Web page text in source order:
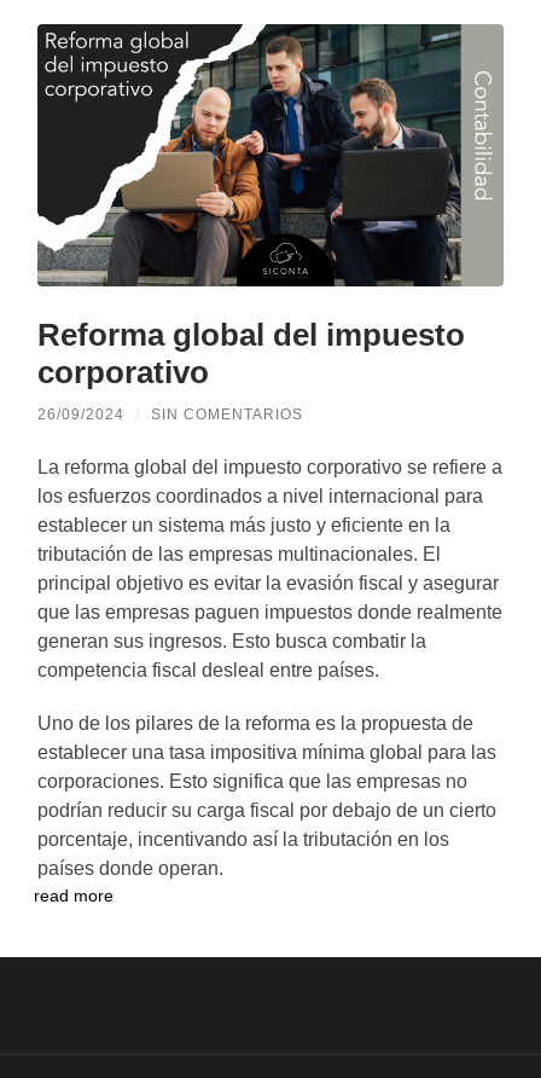
Reforma global del impuesto
corporativo
26/09/2024 / SIN COMENTARIOS
La reforma global del impuesto corporativo se refiere a
los esfuerzos coordinados a nivel internacional para
establecer un sistema más justo y eficiente en la
tributación de las empresas multinacionales. El
principal objetivo es evitar la evasión fiscal y asegurar
que las empresas paguen impuestos donde realmente
generan sus ingresos. Esto busca combatir la
competencia fiscal desleal entre países.
Uno de los pilares de la reforma es la propuesta de
establecer una tasa impositiva mínima global para las
corporaciones. Esto significa que las empresas no
podrían reducir su carga fiscal por debajo de un cierto
porcentaje, incentivando así la tributación en los
países donde operan.
read more